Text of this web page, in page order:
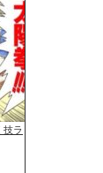
技ラ